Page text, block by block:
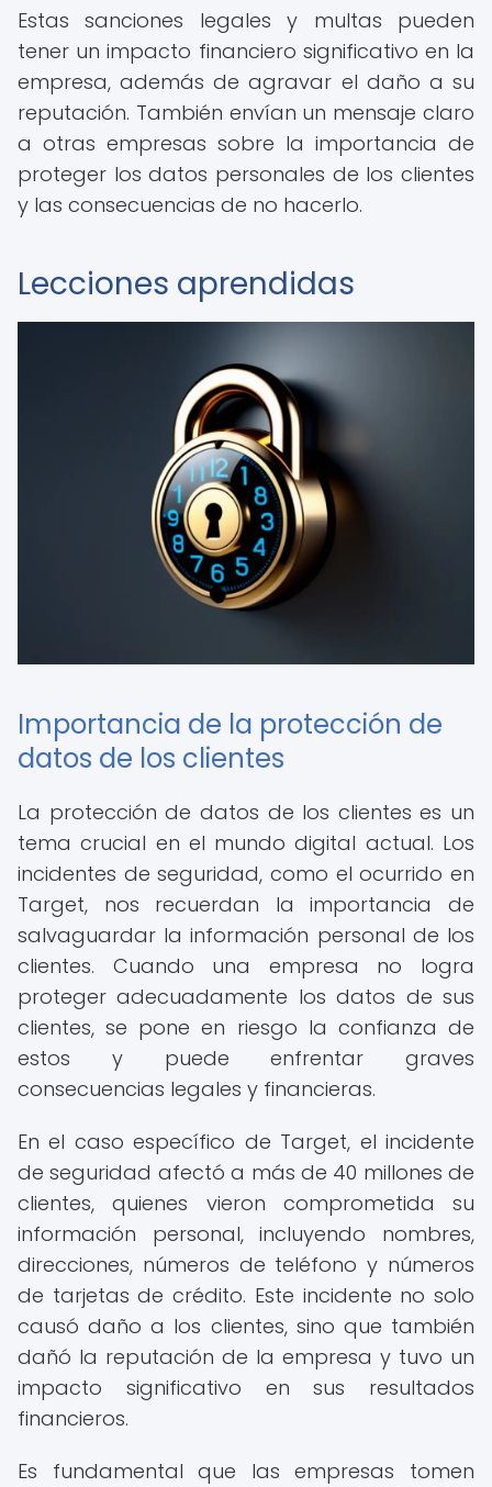
Estas sanciones legales y multas pueden
tener un impacto financiero significativo en la
empresa, además de agravar el daño a su
reputación. También envían un mensaje claro
a otras empresas sobre la importancia de
proteger los datos personales de los clientes
y las consecuencias de no hacerlo.
Lecciones aprendidas
Importancia de la protección de
datos de los clientes
La protección de datos de los clientes es un
tema crucial en el mundo digital actual. Los
incidentes de seguridad, como el ocurrido en
Target, nos recuerdan la importancia de
salvaguardar la información personal de los
clientes. Cuando una empresa no logra
proteger adecuadamente los datos de sus
clientes, se pone en riesgo la confianza de
estos y puede enfrentar graves
consecuencias legales y financieras.
En el caso específico de Target, el incidente
de seguridad afectó a más de 40 millones de
clientes, quienes vieron comprometida su
información personal, incluyendo nombres,
direcciones, números de teléfono y números
de tarjetas de crédito. Este incidente no solo
causó daño a los clientes, sino que también
dañó la reputación de la empresa y tuvo un
impacto significativo en sus resultados
financieros.
Es fundamental que las empresas tomen